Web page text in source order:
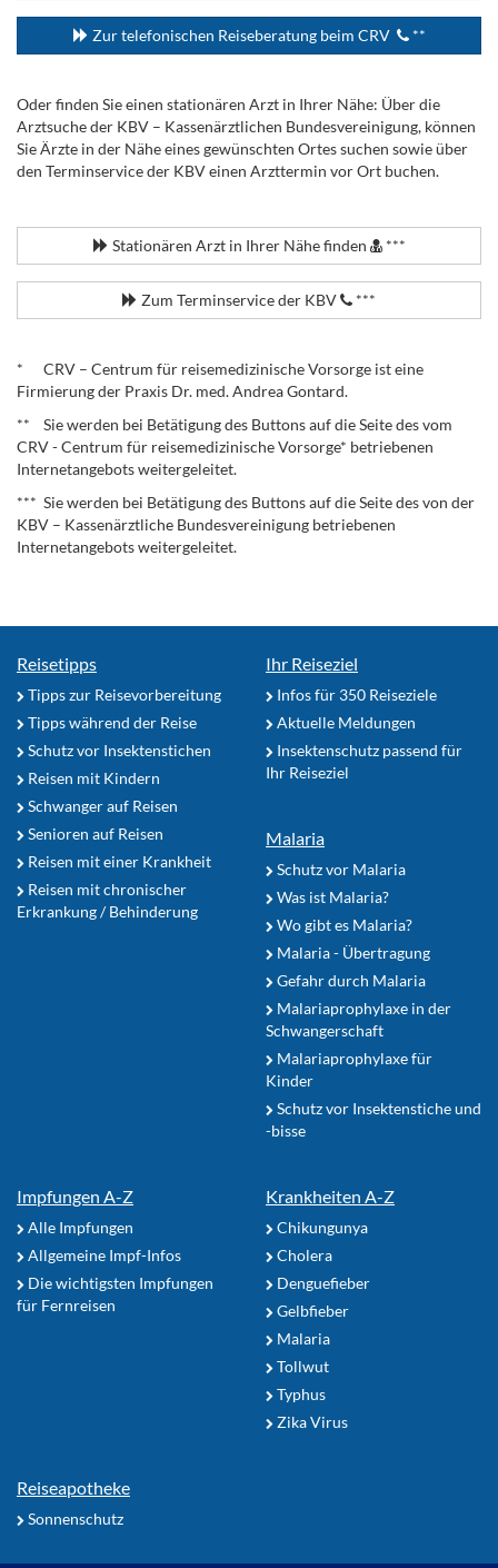
Zur telefonischen Reiseberatung beim CRV **
Oder finden Sie einen stationären Arzt in Ihrer Nähe: Über die
Arztsuche der KBV – Kassenärztlichen Bundesvereinigung, können
Sie Ärzte in der Nähe eines gewünschten Ortes suchen sowie über
den Terminservice der KBV einen Arzttermin vor Ort buchen.
Stationären Arzt in Ihrer Nähe finden ***
Zum Terminservice der KBV ***
* CRV – Centrum für reisemedizinische Vorsorge ist eine
Firmierung der Praxis Dr. med. Andrea Gontard.
** Sie werden bei Betätigung des Buttons auf die Seite des vom
CRV - Centrum für reisemedizinische Vorsorge* betriebenen
Internetangebots weitergeleitet.
*** Sie werden bei Betätigung des Buttons auf die Seite des von der
KBV – Kassenärztliche Bundesvereinigung betriebenen
Internetangebots weitergeleitet.
Reisetipps
Tipps zur Reisevorbereitung
Tipps während der Reise
Schutz vor Insektenstichen
Reisen mit Kindern
Schwanger auf Reisen
Senioren auf Reisen
Reisen mit einer Krankheit
Reisen mit chronischer
Erkrankung / Behinderung
Ihr Reiseziel
Infos für 350 Reiseziele
Aktuelle Meldungen
Insektenschutz passend für
Ihr Reiseziel
Malaria
Schutz vor Malaria
Was ist Malaria?
Wo gibt es Malaria?
Malaria - Übertragung
Gefahr durch Malaria
Malariaprophylaxe in der
Schwangerschaft
Malariaprophylaxe für
Kinder
Schutz vor Insektenstiche und
-bisse
Impfungen A-Z
Alle Impfungen
Allgemeine Impf-Infos
Die wichtigsten Impfungen
für Fernreisen
Krankheiten A-Z
Chikungunya
Cholera
Denguefieber
Gelbfieber
Malaria
Tollwut
Typhus
Zika Virus
Reiseapotheke
Sonnenschutz